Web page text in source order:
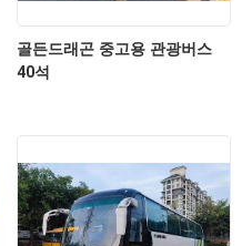
골든드래곤 중고용 관광버스
40석